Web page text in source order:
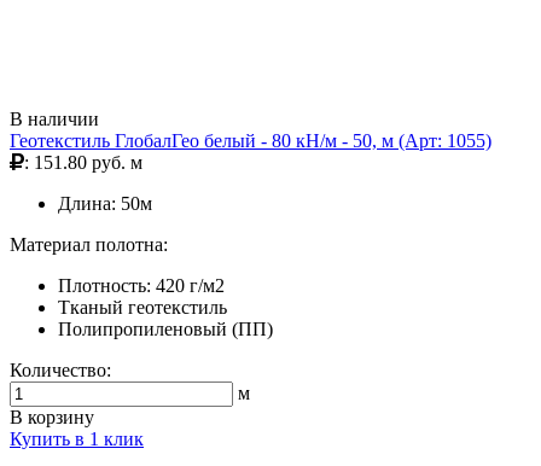
В наличии
Геотекстиль ГлобалГео белый - 80 кН/м - 50, м (Арт: 1055)
: 151.80 руб. м
Длина: 50м
Материал полотна:
Плотность: 420 г/м2
Тканый геотекстиль
Полипропиленовый (ПП)
Количество:
м
В корзину
Купить в 1 клик